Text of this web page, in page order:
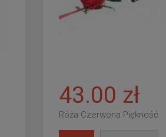
43.00 zł
Róża Czerwona Piękność